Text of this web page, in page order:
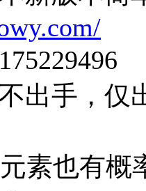
出手，仅
素也有概